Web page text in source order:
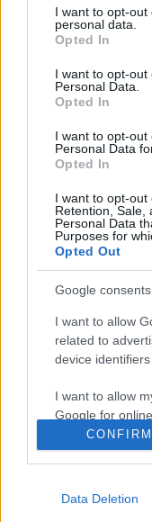
not limited to your
grant or deny
use your data for
consent section.
I want to opt-
personal data.
Opted In
I want to opt-out
Personal Data.
Opted In
I want to opt-
Personal Data
Opted In
I want to opt-out
Retention, Sale,
Personal Data
Purposes for
Opted Out
Google consents
I want to allow
related to
device
I want to allow
Google for
I want to allow
I want to allow
CONFIRM
Data Deletion
"ellenkultúrájához", a
kábítószeres
Az író 1937. július
pályafutását 1956-
neves lapnak
Herald Tribune-nek
csatlakozott a Pokol
évvel később róluk